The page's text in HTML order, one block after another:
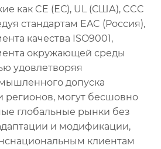
как CE (ЕС), UL (США), CCC
стандартам EAC (Россия),
качества ISO9001,
окружающей среды
удовлетворяя
допуска
регионов, могут бесшовно
глобальные рынки без
и модификации,
клиентам